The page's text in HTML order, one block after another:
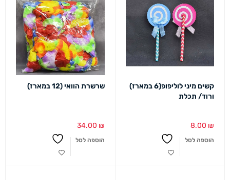
קשים מיני לוליפופ(6 במארז)
ורוד/ תכלת
8.00 ₪
הוספה לסל
שרשרת הוואי (12 במארז)
34.00 ₪
הוספה לסל